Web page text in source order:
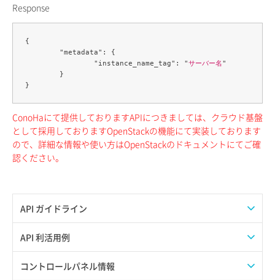
API ガイドライン
APIのご利用について
API 利活用例
APIでAPIサブユーザーを作成する
コントロールパネル情報
Response
{
		"instance_name_tag": "
サーバー名"
ConoHaにて提供しておりますAPIにつきましては、クラウド基盤
として採用しておりますOpenStackの機能にて実装しております
ので、詳細な情報や使い方はOpenStackのドキュメントにてご確
認ください。